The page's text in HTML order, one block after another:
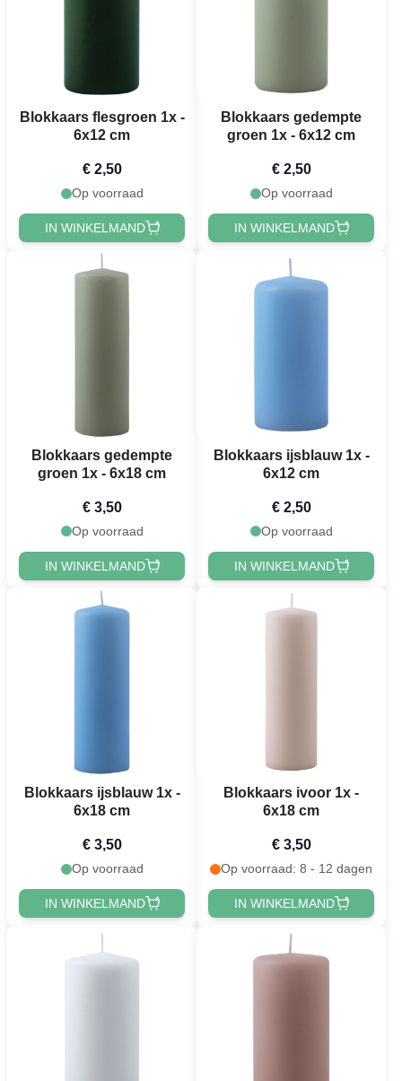
Blokkaars flesgroen 1x -
6x12 cm
€ 2,50
Op voorraad
IN WINKELMAND
Blokkaars gedempte
groen 1x - 6x12 cm
€ 2,50
Op voorraad
IN WINKELMAND
Blokkaars gedempte
groen 1x - 6x18 cm
€ 3,50
Op voorraad
IN WINKELMAND
Blokkaars ijsblauw 1x -
6x12 cm
€ 2,50
Op voorraad
IN WINKELMAND
Blokkaars ijsblauw 1x -
6x18 cm
€ 3,50
Op voorraad
IN WINKELMAND
Blokkaars ivoor 1x -
6x18 cm
€ 3,50
Op voorraad: 8 - 12 dagen
IN WINKELMAND